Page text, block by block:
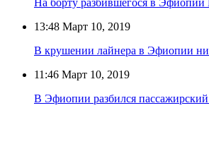
13:48 Март 10, 2019
В крушении лайнера в Эфиопии
11:46 Март 10, 2019
В Эфиопии разбился